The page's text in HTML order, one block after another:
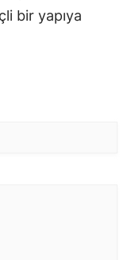
bir yapıya